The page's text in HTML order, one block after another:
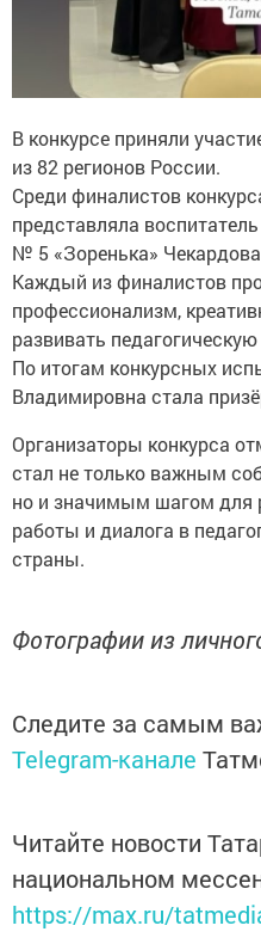
В конкурсе приняли
из 82 регионов России.
Среди финалистов
представляла
№ 5 «Зоренька»
Каждый из финалистов
профессионализм,
развивать педагогическую
По итогам конкурсных
Владимировна стала
Организаторы конкурса
стал не только важным
но и значимым шагом для
работы и диалога в
страны.
Фотографии из
Следите за самым
Telegram-канале
Читайте новости
национальном
https://max.ru/